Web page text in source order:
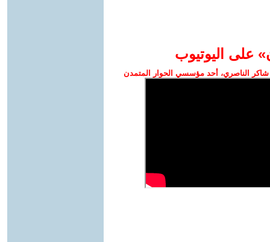
على اليوتيوب
الناصري، أحد مؤسسي الحوار المتمدن